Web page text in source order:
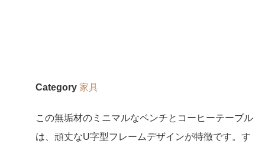
Category 家具
この無垢材のミニマルなベンチとコーヒーテーブル
は、頑丈なU字型フレームデザインが特徴です。す